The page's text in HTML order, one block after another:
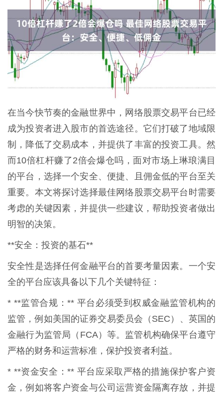
在当今快节奏的金融世界中，网络股票交易平台已经
成为投资者进入股市的首选途径。它们打破了地域限
制，降低了交易成本，并提供了丰富的投资工具。然
而10倍杠杆赚了2倍会爆仓吗，面对市场上琳琅满目
的平台，选择一个安全、便捷、且佣金低的平台至关
重要。本文将探讨选择最佳网络股票交易平台时需要
考虑的关键因素，并提供一些建议，帮助投资者做出
明智的决策。
**安全：投资的基石**
安全性是选择任何金融平台的首要考量因素。一个安
全的平台应该具备以下几个关键特征：
* **监管合规：** 平台必须受到权威金融监管机构的
监管，例如美国的证券交易委员会（SEC）、英国的
金融行为监管局（FCA）等。监管机构确保平台遵守
严格的财务和运营标准，保护投资者利益。
* **资金安全：** 平台应采取严格的措施保护客户资
金，例如将客户资金与公司运营资金隔离存放，并提